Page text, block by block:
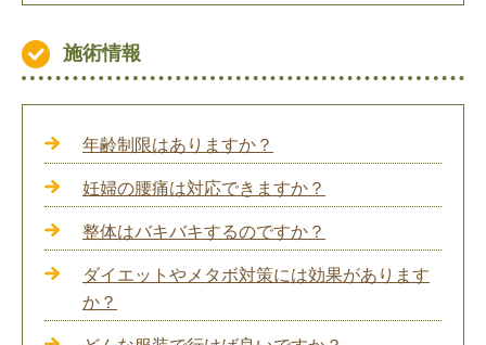
施術情報
年齢制限はありますか？
妊婦の腰痛は対応できますか？
整体はバキバキするのですか？
ダイエットやメタボ対策には効果があります
か？